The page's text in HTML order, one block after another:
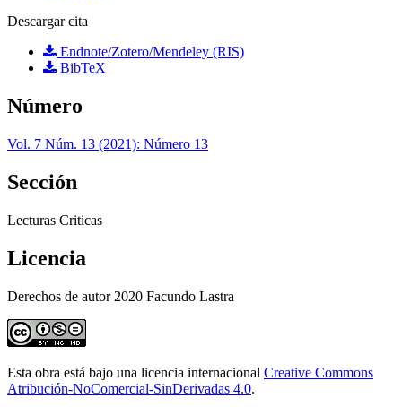
Descargar cita
Endnote/Zotero/Mendeley (RIS)
BibTeX
Número
Vol. 7 Núm. 13 (2021): Número 13
Sección
Lecturas Criticas
Licencia
Derechos de autor 2020 Facundo Lastra
Esta obra está bajo una licencia internacional Creative Commons
Atribución-NoComercial-SinDerivadas 4.0.